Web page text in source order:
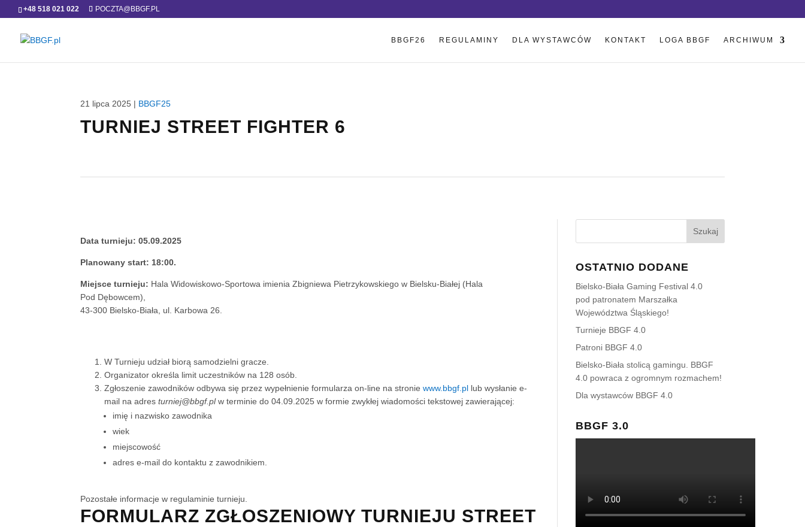
+48 518 021 022 POCZTA@BBGF.PL
BBGF26 REGULAMINY DLA WYSTAWCÓW KONTAKT LOGA BBGF ARCHIWUM
21 lipca 2025 | BBGF25
TURNIEJ STREET FIGHTER 6
Data turnieju: 05.09.2025
Planowany start: 18:00.
Miejsce turnieju: Hala Widowiskowo-Sportowa imienia Zbigniewa Pietrzykowskiego w Bielsku-Białej (Hala
Pod Dębowcem),
43-300 Bielsko-Biała, ul. Karbowa 26.
W Turnieju udział biorą samodzielni gracze.
Organizator określa limit uczestników na 128 osób.
Zgłoszenie zawodników odbywa się przez wypełnienie formularza on-line na stroniewww.bbgf.pl lub wysłanie e-
mail na adresturniej@bbgf.plw terminie do 04.09.2025 w formie zwykłej wiadomości tekstowej zawierającej:
imię i nazwisko zawodnika
wiek
miejscowość
adres e-mail do kontaktu z zawodnikiem.
Pozostałe informacje w regulaminie turnieju.
FORMULARZ ZGŁOSZENIOWY TURNIEJU STREET
OSTATNIO DODANE
Bielsko-Biała Gaming Festival 4.0
pod patronatem Marszałka
Województwa Śląskiego!
Turnieje BBGF 4.0
Patroni BBGF 4.0
Bielsko-Biała stolicą gamingu. BBGF
4.0 powraca z ogromnym rozmachem!
Dla wystawców BBGF 4.0
BBGF 3.0